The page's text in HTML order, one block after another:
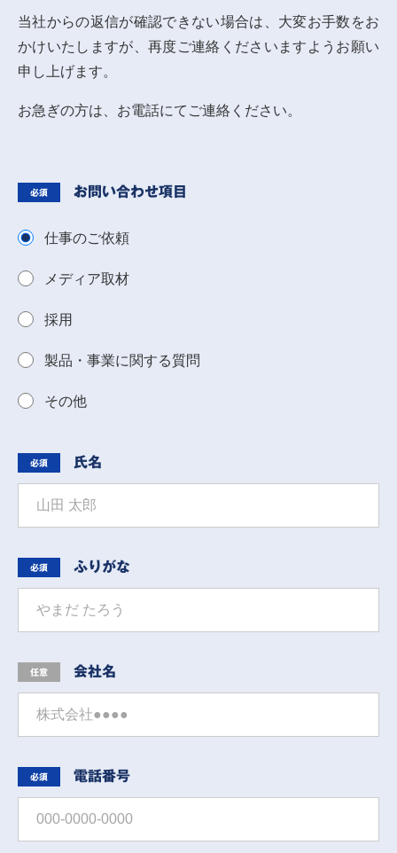
当社からの返信が確認できない場合は、大変お手数をお
かけいたしますが、 再度ご連絡くださいますようお願い
申し上げます。
お急ぎの方は、お電話にてご連絡ください。
必須 お問い合わせ項目
仕事のご依頼
メディア取材
採用
製品・事業に関する質問
その他
必須 氏名
必須 ふりがな
任意 会社名
必須 電話番号